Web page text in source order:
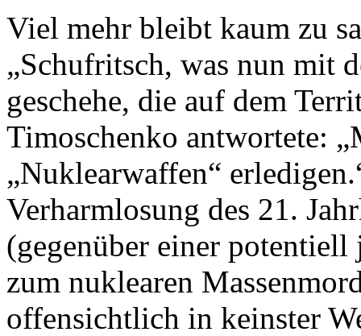
Viel mehr bleibt kaum zu
„Schufritsch, was nun mit
geschehe, die auf dem
Timoschenko antwortete:
„Nuklearwaffen“
Verharmlosung des 21.
(gegenüber einer
zum nuklearen
offensichtlich in keinster